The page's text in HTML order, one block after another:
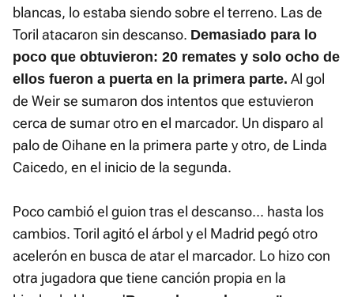
blancas, lo estaba siendo sobre el terreno. Las de
Toril atacaron sin descanso. Demasiado para lo
poco que obtuvieron: 20 remates y solo ocho de
ellos fueron a puerta en la primera parte. Al gol
de Weir se sumaron dos intentos que estuvieron
cerca de sumar otro en el marcador. Un disparo al
palo de Oihane en la primera parte y otro, de Linda
Caicedo, en el inicio de la segunda.
Poco cambió el guion tras el descanso... hasta los
cambios. Toril agitó el árbol y el Madrid pegó otro
acelerón en busca de atar el marcador. Lo hizo con
otra jugadora que tiene canción propia en la